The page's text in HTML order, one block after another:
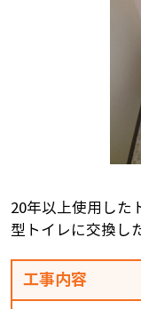
20年以上使用した
型トイレに交換し
工事内容